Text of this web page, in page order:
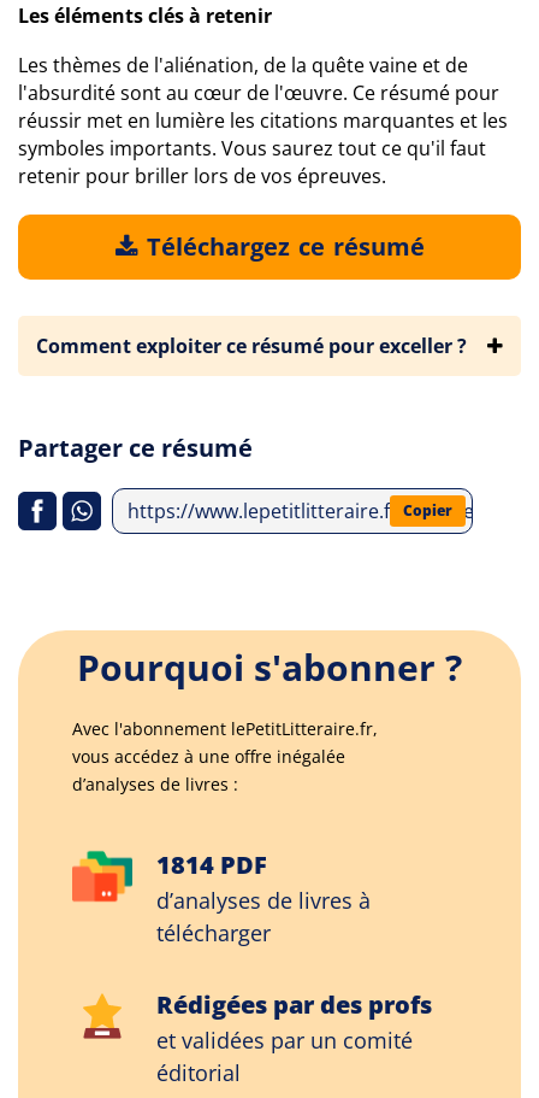
Les éléments clés à retenir
Les thèmes de l'aliénation, de la quête vaine et de
l'absurdité sont au cœur de l'œuvre. Ce résumé pour
réussir met en lumière les citations marquantes et les
symboles importants. Vous saurez tout ce qu'il faut
retenir pour briller lors de vos épreuves.
Téléchargez ce résumé
Comment exploiter ce résumé pour exceller ?
Partager ce résumé
https://www.lepetitlitteraire.fr/analyses-
Copier
Pourquoi s'abonner ?
Avec l'abonnement lePetitLitteraire.fr,
vous accédez à une offre inégalée
d’analyses de livres :
1814 PDF
d’analyses de livres à
télécharger
Rédigées par des profs
et validées par un comité
éditorial